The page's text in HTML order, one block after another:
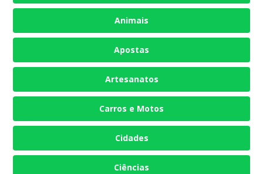
Animais
Apostas
Artesanatos
Carros e Motos
Cidades
Ciências